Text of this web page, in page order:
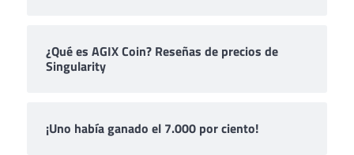
¿Qué es AGIX Coin? Reseñas de precios de
Singularity
¡Uno había ganado el 7.000 por ciento!